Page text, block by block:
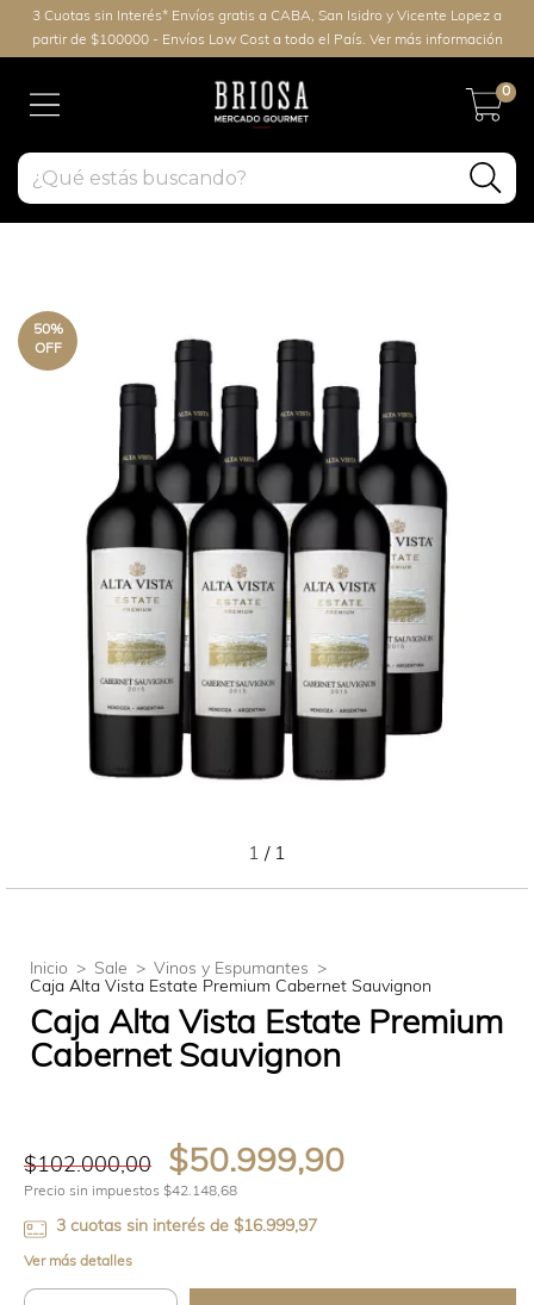
3 Cuotas sin Interés* Envíos gratis a CABA, San Isidro y Vicente Lopez a
partir de $100000 - Envíos Low Cost a todo el País. Ver más información
0
50%
OFF
1 / 1
Inicio > Sale > Vinos y Espumantes >
Caja Alta Vista Estate Premium Cabernet Sauvignon
Caja Alta Vista Estate Premium
Cabernet Sauvignon
$102.000,00 $50.999,90
Precio sin impuestos $42.148,68
3 cuotas sin interés de $16.999,97
Ver más detalles